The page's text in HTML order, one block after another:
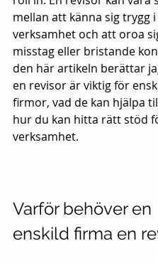
mellan att känna sig trygg i
verksamhet och att oroa
misstag eller bristande
den här artikeln berättar
en revisor är viktig för
firmor, vad de kan hjälpa
hur du kan hitta rätt stöd
verksamhet.
Varför behöver en
enskild firma en